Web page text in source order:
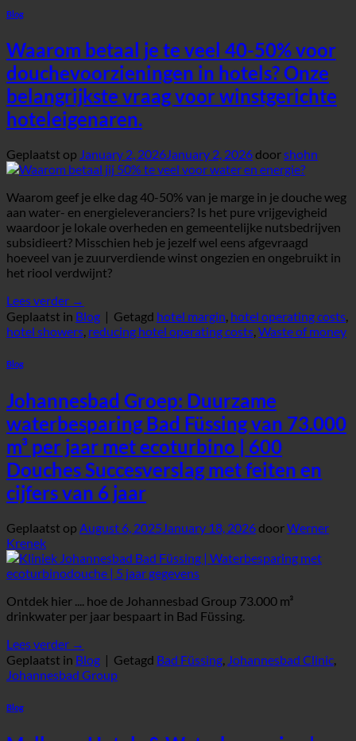
Blog
Waarom betaal je te veel 40-50% voor
douchevoorzieningen in hotels? Onze
belangrijkste vraag voor winstgerichte
hoteleigenaren.
Geplaatst op January 2, 2026January 2, 2026 doorshohn
Waarom geef je elke dag 40-50% van je marge in je douche weg
aan water- en energieleveranciers? Is het pure vrijgevigheid
waardoor je lokale overheden en gemeentelijke nutsbedrijven
subsidieert? Misschien heb je jezelf wel eens afgevraagd
hoeveel van je zuurverdiende winst ongezien en ongebruikt in
het riool verdwijnt?
Lees verder →
Geplaatst in Blog | Getagd hotel margin, hotel operating costs,
hotel showers, reducing hotel operating costs, Waste of money
Blog
Johannesbad Groep: Duurzame
waterbesparing Bad Füssing van 73.000
m³ per jaar met ecoturbino | 600
Douches Succesverslag met feiten en
cijfers van 6 jaar
Geplaatst op August 6, 2025January 18, 2026 doorWerner
Krenek
Ontdek hier .... hoe de Johannesbad Group 73.000 m³
drinkwater per jaar bespaart in Bad Füssing.
Lees verder →
Geplaatst in Blog | Getagd Bad Füssing, Johannesbad Clinic,
Johannesbad Group
Blog